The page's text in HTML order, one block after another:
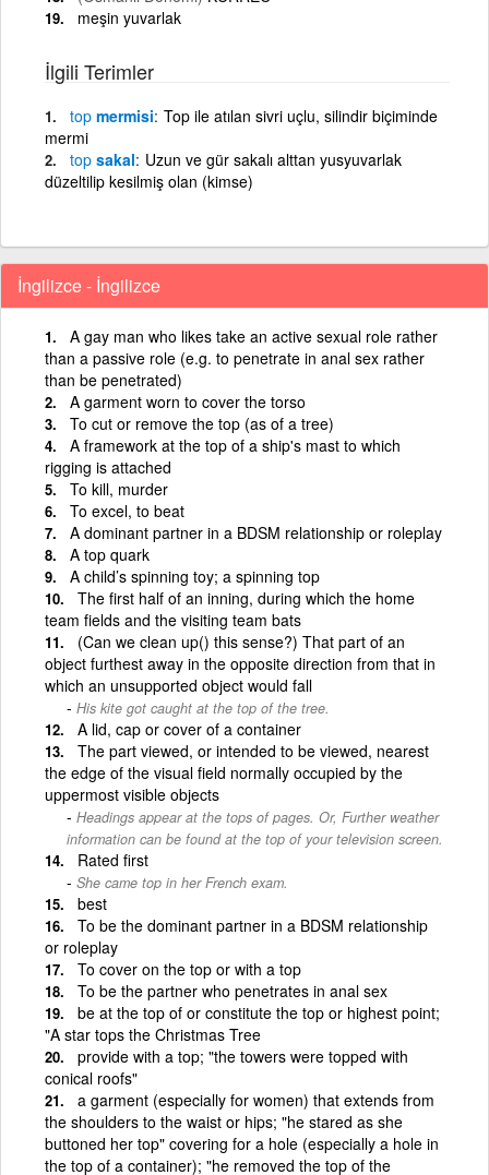
meşin yuvarlak
İlgili Terimler
top mermisi Top ile atılan sivri uçlu, silindir biçiminde
mermi
top sakal Uzun ve gür sakalı alttan yusyuvarlak
düzeltilip kesilmiş olan (kimse)
İngilizce - İngilizce
A gay man who likes take an active sexual role rather
than a passive role (e.g. to penetrate in anal sex rather
than be penetrated)
A garment worn to cover the torso
To cut or remove the top (as of a tree)
A framework at the top of a ship's mast to which
rigging is attached
To kill, murder
To excel, to beat
A dominant partner in a BDSM relationship or roleplay
A top quark
A child’s spinning toy; a spinning top
The first half of an inning, during which the home
team fields and the visiting team bats
(Can we clean up() this sense?) That part of an
object furthest away in the opposite direction from that in
which an unsupported object would fall
His kite got caught at the top of the tree.
A lid, cap or cover of a container
The part viewed, or intended to be viewed, nearest
the edge of the visual field normally occupied by the
uppermost visible objects
Headings appear at the tops of pages. Or, Further weather
information can be found at the top of your television screen.
Rated first
She came top in her French exam.
best
To be the dominant partner in a BDSM relationship
or roleplay
To cover on the top or with a top
To be the partner who penetrates in anal sex
be at the top of or constitute the top or highest point;
"A star tops the Christmas Tree
provide with a top; "the towers were topped with
conical roofs"
a garment (especially for women) that extends from
the shoulders to the waist or hips; "he stared as she
buttoned her top" covering for a hole (especially a hole in
the top of a container); "he removed the top of the